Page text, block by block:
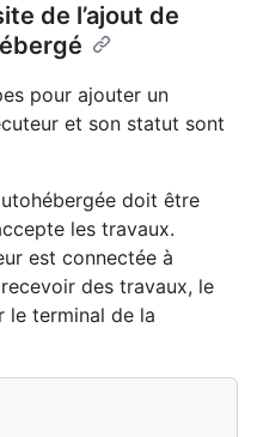
de l’ajout de
pour ajouter un
et son statut sont
doit être
les travaux.
est connectée à
des travaux, le
le terminal de la